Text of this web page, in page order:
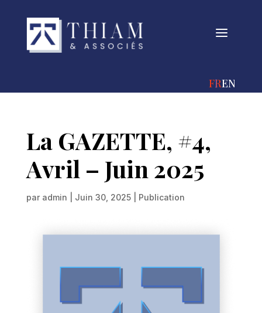
a
FRANÇAIS
La GAZETTE, #4,
Avril – Juin 2025
par admin Juin 30, 2025| Publication